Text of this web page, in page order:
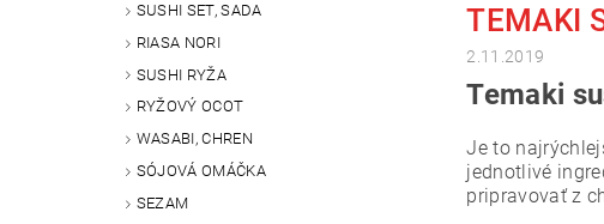
SUSHI SET, SADA
RIASA NORI
SUSHI RYŽA
RYŽOVÝ OCOT
WASABI, CHREN
SÓJOVÁ OMÁČKA
SEZAM
TEMAKI
2.11.2019
Temaki
Je to
jednotlivé
pripravovať z